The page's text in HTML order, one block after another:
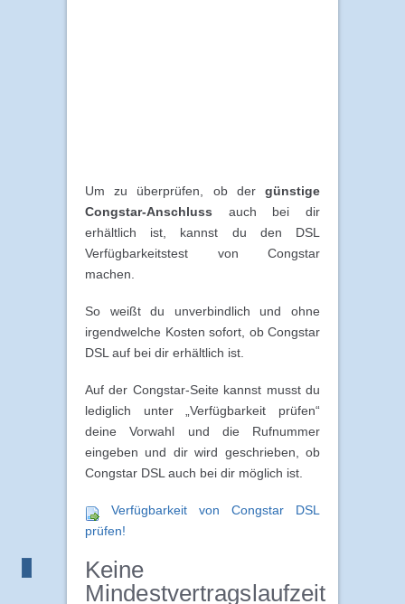
Um zu überprüfen, ob der günstige
Congstar-Anschluss auch bei dir
erhältlich ist, kannst du den DSL
Verfügbarkeitstest von Congstar
machen.
So weißt du unverbindlich und ohne
irgendwelche Kosten sofort, ob Congstar
DSL auf bei dir erhältlich ist.
Auf der Congstar-Seite kannst musst du
lediglich unter „Verfügbarkeit prüfen“
deine Vorwahl und die Rufnummer
eingeben und dir wird geschrieben, ob
Congstar DSL auch bei dir möglich ist.
Verfügbarkeit von Congstar DSL
prüfen!
Keine
Mindestvertragslaufzeit